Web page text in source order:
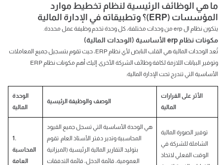
ما هي الوظائف الرئيسية لنظام تخطيط موارد
المؤسسات (ERP)؟ وتطبيقاته في الإدارة المالية
يتكون نظام ال erp من وحدات مختلفة، كل وحدة تخدم وظيفة عمل محددة.
مكونات نظام erp الأساسية (الوحدات المالية)
تُعد الوحدات المالية هي القلب النابض لأي نظام ERP، حيث تقوم بتسجيل جميع المعاملات
وتوفير البيانات اللازمة لكافة وظائف الشركة الأخرى. إليك أهم مكونات نظام ERP
الأساسية التي تندرج تحت الإدارة المالية:
الوحدة
المالية
الوصف والوظيفة الرئيسية
الأثر على القرارات
المالية
1.
المحاسبة
هي الوحدة الأساسية التي تسجل جميع القيود
المحاسبية وتدير دفتر الأستاذ العام. تقوم
بتوليد التقارير المالية الرئيسية (الميزانية
العمومية، قائمة الدخل، قائمة التدفقات
توفير الصورة المالية
الشاملة للشركة في
الوقت الفعلي لاتخاذ